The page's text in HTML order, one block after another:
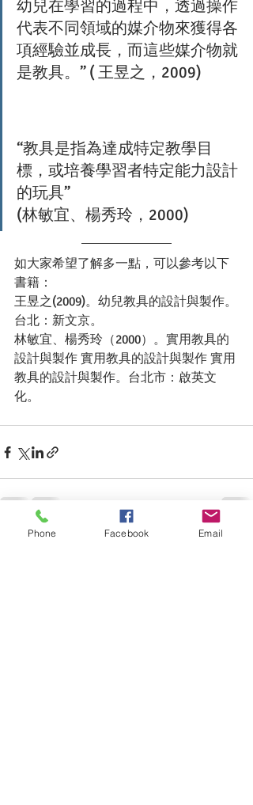
幼兒在學習的過程中，透過操作
代表不同領域的媒介物來獲得各
項經驗並成長，而這些媒介物就
是教具。” ( 王昱之，2009)​
“教具是指為達成特定教學目
標，或培養學習者特定能力設計
的玩具” ​
(林敏宜、楊秀玲，2000)​
如大家希望了解多一點，可以參考以下
書籍：​
王昱之(2009)。幼兒教具的設計與製作。
台北：新文京。​
林敏宜、楊秀玲（2000）。實用教具的
設計與製作 實用教具的設計與製作 實用
教具的設計與製作。台北市：啟英文
化。​
查看全部
Phone Facebook Email